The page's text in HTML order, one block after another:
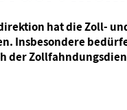
hat die Zoll-
der